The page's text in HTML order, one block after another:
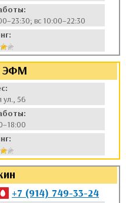
вс 10:00–22:30
ЭФМ
ул., 56
+7 (914) 749-33-24